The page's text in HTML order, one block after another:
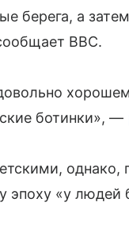
берега, а
BBC.
ботинки», —
однако,
эпоху «у людей